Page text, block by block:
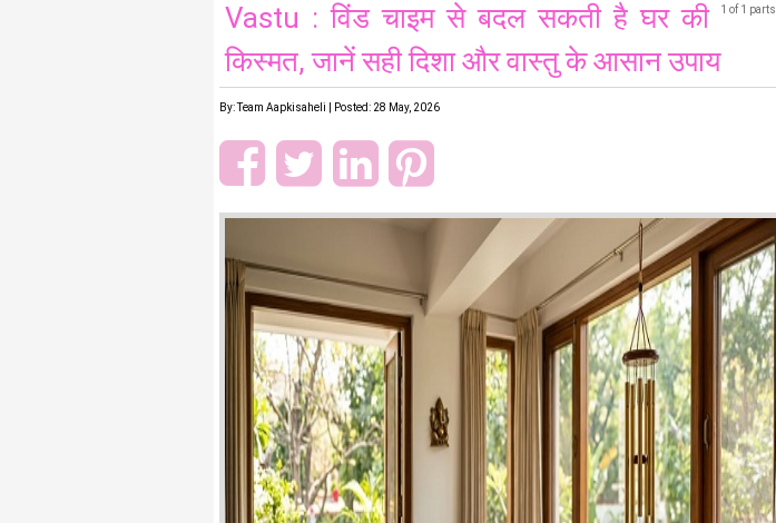
1 of 1 parts
Vastu : विंड चाइम से बदल सकती है घर की
किस्मत, जानें सही दिशा और वास्तु के आसान उपाय
By: Team Aapkisaheli | Posted: 28 May, 2026